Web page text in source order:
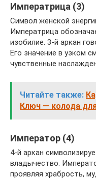
Императрица (3)
Символ женской
Императрица
изобилие. 3-й аркан
Его значение в узком
чувственные
Читайте также:
Ключ — колода
Император (4)
4-й аркан
владычество.
проявляя храбрость,